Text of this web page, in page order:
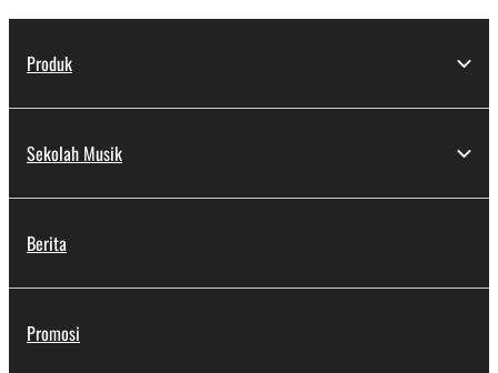
Produk
Sekolah Musik
Berita
Promosi